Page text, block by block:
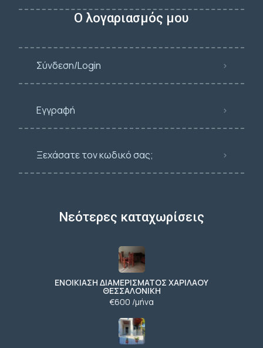
Ο λογαριασμός μου
Σύνδεση/Login
Εγγραφή
Ξεχάσατε τον κωδικό σας;
Νεότερες καταχωρίσεις
ΕΝΟΙΚΙΑΣΗ ΔΙΑΜΕΡΙΣΜΑΤΟΣ ΧΑΡΙΛΑΟΥ
ΘΕΣΣΑΛΟΝΙΚΗ
€600 /μήνα